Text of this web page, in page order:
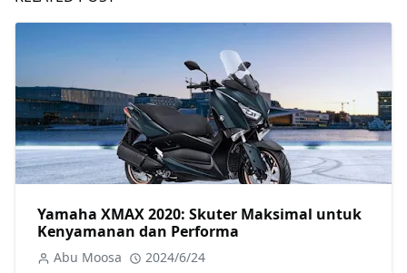
Yamaha XMAX 2020: Skuter Maksimal untuk
Kenyamanan dan Performa
Abu Moosa 2024/6/24